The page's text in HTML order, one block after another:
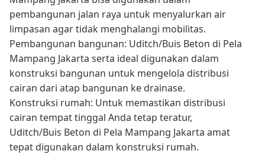
pembangunan jalan raya untuk menyalurkan air
limpasan agar tidak menghalangi mobilitas.
Pembangunan bangunan: Uditch/Buis Beton di Pela
Mampang Jakarta serta ideal digunakan dalam
konstruksi bangunan untuk mengelola distribusi
cairan dari atap bangunan ke drainase.
Konstruksi rumah: Untuk memastikan distribusi
cairan tempat tinggal Anda tetap teratur,
Uditch/Buis Beton di Pela Mampang Jakarta amat
tepat digunakan dalam konstruksi rumah.